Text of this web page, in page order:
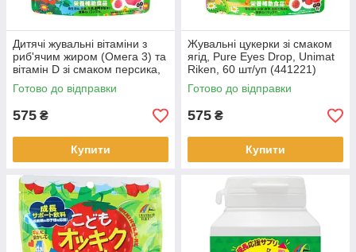
Дитячі жувальні вітаміни з
риб'ячим жиром (Омега 3) та
вітамін D зі смаком персика,
60 штук.
Готово до відправки
575 ₴
Купити
Жувальні цукерки зі смаком
ягід, Pure Eyes Drop, Unimat
Riken, 60 шт/уп (441221)
Готово до відправки
575 ₴
Купити